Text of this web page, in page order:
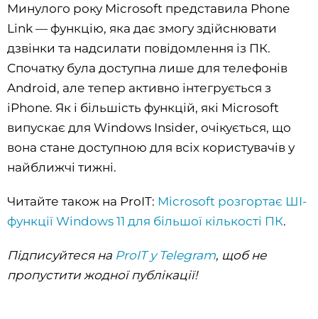
Минулого року Microsoft представила Phone
Link — функцію, яка дає змогу здійснювати
дзвінки та надсилати повідомлення із ПК.
Спочатку була доступна лише для телефонів
Android, але тепер активно інтегрується з
iPhone. Як і більшість функцій, які Microsoft
випускає для Windows Insider, очікується, що
вона стане доступною для всіх користувачів у
найближчі тижні.
Читайте також на ProIT: Microsoft розгортає ШІ-
функції Windows 11 для більшої кількості ПК.
Підписуйтеся на ProIT у Telegram, щоб не
пропустити жодної публікації!